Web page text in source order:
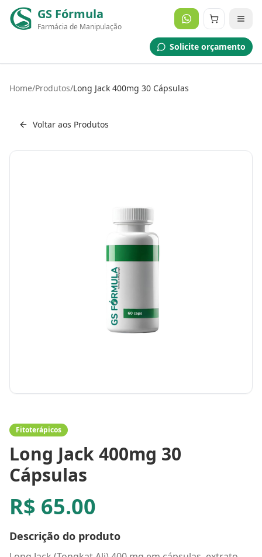
GS Fórmula
Farmácia de Manipulação
Solicite orçamento
Home/Produtos/Long Jack 400mg 30 Cápsulas
Voltar aos Produtos
Fitoterápicos
Long Jack 400mg 30
Cápsulas
R$ 65.00
Descrição do produto